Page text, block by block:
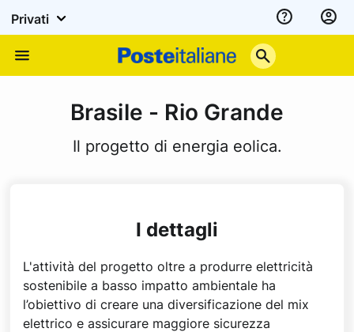
Privati
Assistenza
Italiane
Brasile - Rio Grande
Il progetto di energia eolica.
I dettagli
L'attività del progetto oltre a produrre elettricità
sostenibile a basso impatto ambientale ha
l’obiettivo di creare una diversificazione del mix
elettrico e assicurare maggiore sicurezza